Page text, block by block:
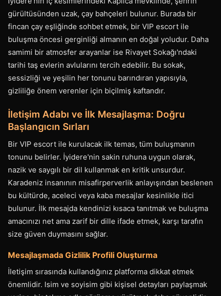
gürültüsünden uzak, çay bahçeleri bulunur. Burada bir
fincan çay eşliğinde sohbet etmek, bir VIP escort ile
buluşma öncesi gerginliği almanın en doğal yoludur. Daha
samimi bir atmosfer arayanlar ise Rivayet Sokağı'ndaki
tarihi taş evlerin avlularını tercih edebilir. Bu sokak,
sessizliği ve yeşilin her tonunu barındıran yapısıyla,
gizliliğe önem verenler için biçilmiş kaftandır.
İletişim Adabı ve İlk Mesajlaşma: Doğru
Başlangıcın Sırları
Bir VIP escort ile kurulacak ilk temas, tüm buluşmanın
tonunu belirler. İyidere'nin sakin ruhuna uygun olarak,
nazik ve saygılı bir dil kullanmak en kritik unsurdur.
Karadeniz insanının misafirperverlik anlayışından beslenen
bu kültürde, aceleci veya kaba mesajlar kesinlikle itici
bulunur. İlk mesajda kendinizi kısaca tanıtmak ve buluşma
amacınızı net ama zarif bir dille ifade etmek, karşı tarafın
size güven duymasını sağlar.
Mesajlaşmada Gizlilik Profili Oluşturma
İletişim sırasında kullandığınız platforma dikkat etmek
önemlidir. Isim ve soyisim gibi kişisel detayları paylaşmak